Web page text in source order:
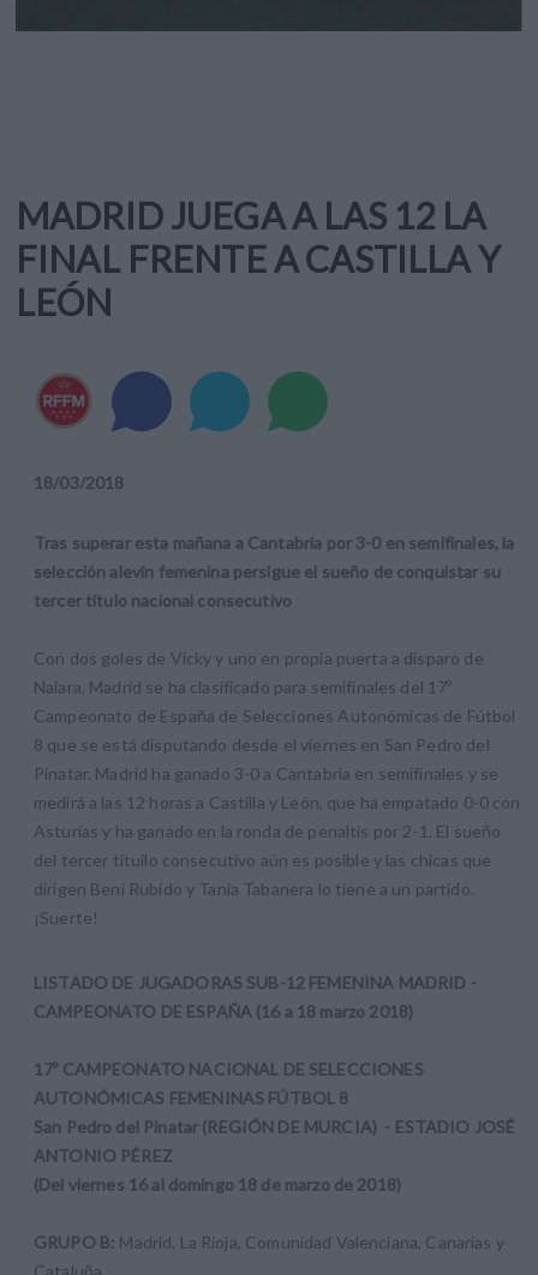
MADRID JUEGA A LAS 12 LA
FINAL FRENTE A CASTILLA Y
LEÓN
18/03/2018
Tras superar esta mañana a Cantabria por 3-0 en semifinales, la
selección alevín femenina persigue el sueño de conquistar su
tercer título nacional consecutivo
Con dos goles de Vicky y uno en propia puerta a disparo de
Naiara, Madrid se ha clasificado para semifinales del 17º
Campeonato de España de Selecciones Autonómicas de Fútbol
8 que se está disputando desde el viernes en San Pedro del
Pinatar. Madrid ha ganado 3-0 a Cantabria en semifinales y se
medirá a las 12 horas a Castilla y León, que ha empatado 0-0 con
Asturias y ha ganado en la ronda de penaltis por 2-1. El sueño
del tercer títuilo consecutivo aún es posible y las chicas que
dirigen Beni Rubido y Tania Tabanera lo tiene a un partido.
¡Suerte!
LISTADO DE JUGADORAS SUB-12 FEMENINA MADRID -
CAMPEONATO DE ESPAÑA (16 a 18 marzo 2018)
17º CAMPEONATO NACIONAL DE SELECCIONES
AUTONÓMICAS FEMENINAS FÚTBOL 8
San Pedro del Pinatar (REGIÓN DE MURCIA) - ESTADIO JOSÉ
ANTONIO PÉREZ
(Del viernes 16 al domingo 18 de marzo de 2018)
GRUPO B: Madrid, La Rioja, Comunidad Valenciana, Canarias y